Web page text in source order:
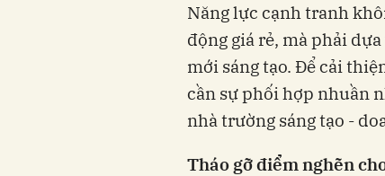
Năng lực cạnh tranh
động giá rẻ, mà phải
mới sáng tạo. Để cải
cần sự phối hợp nhuần
nhà trường sáng tạo -
Tháo gỡ điểm nghẽn